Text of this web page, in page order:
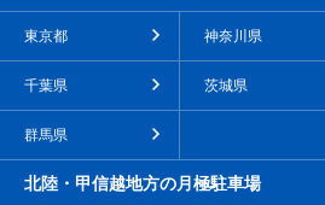
東京都 神奈川県
千葉県 茨城県
群馬県
北陸・甲信越地方の月極駐車場